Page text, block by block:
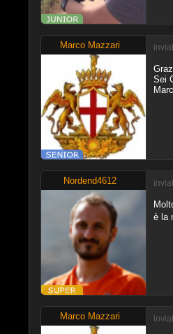
Marco Mazzari
Sei
Nordend4612
è la
Marco Mazzari